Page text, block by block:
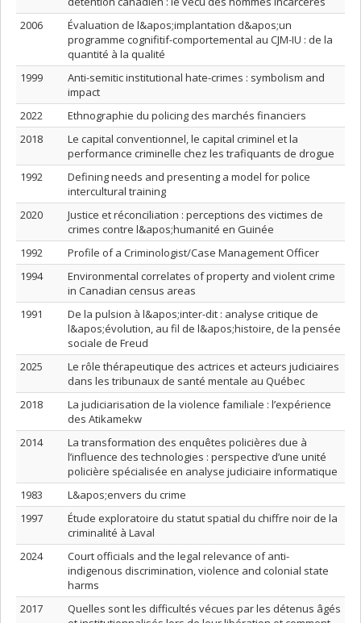
2006
Évaluation de l&apos;implantation d&apos;un
programme cognifitif-comportemental au CJM-IU : de la
quantité à la qualité
1999
Anti-semitic institutional hate-crimes : symbolism and
impact
2022
Ethnographie du policing des marchés financiers
2018
Le capital conventionnel, le capital criminel et la
performance criminelle chez les trafiquants de drogue
1992
Defining needs and presenting a model for police
intercultural training
2020
Justice et réconciliation : perceptions des victimes de
crimes contre l&apos;humanité en Guinée
1992
Profile of a Criminologist/Case Management Officer
1994
Environmental correlates of property and violent crime
in Canadian census areas
1991
De la pulsion à l&apos;inter-dit : analyse critique de
l&apos;évolution, au fil de l&apos;histoire, de la pensée
sociale de Freud
2025
Le rôle thérapeutique des actrices et acteurs judiciaires
dans les tribunaux de santé mentale au Québec
2018
La judiciarisation de la violence familiale : l’expérience
des Atikamekw
2014
La transformation des enquêtes policières due à
l’influence des technologies : perspective d’une unité
policière spécialisée en analyse judiciaire informatique
1983
L&apos;envers du crime
1997
Étude exploratoire du statut spatial du chiffre noir de la
criminalité à Laval
2024
Court officials and the legal relevance of anti-
indigenous discrimination, violence and colonial state
harms
2017
Quelles sont les difficultés vécues par les détenus âgés